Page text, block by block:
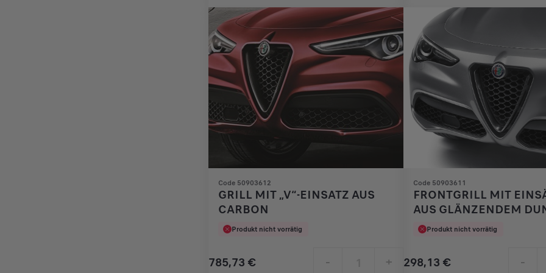
€
1
Code 50903612
GRILL MIT „V“-EINSATZ AUS
CARBON
Produkt nicht vorrätig
785,73 € - +
Code 50903611
FRONTGRILL MIT
AUS GLÄNZENDEM
MIRON
Produkt nicht vorrätig
298,13 € -